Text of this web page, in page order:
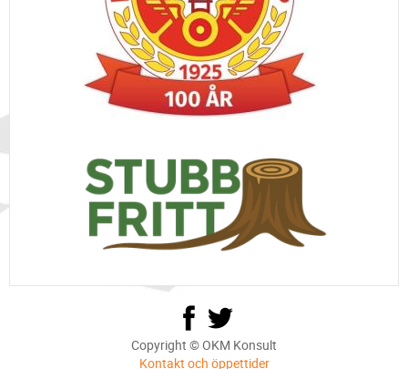
Copyright © OKM Konsult
Kontakt och öppettider